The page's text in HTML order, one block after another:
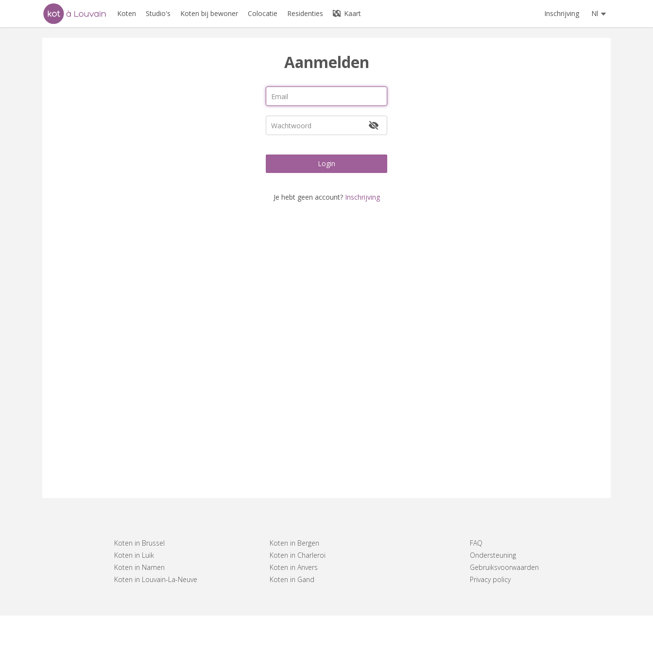
Koten Studio's Koten bij bewoner Colocatie Residenties Kaart Inschrijving Nl
Aanmelden
Login
Je hebt geen account? Inschrijving
Koten in Brussel
Koten in Luik
Koten in Namen
Koten in Louvain-La-Neuve
Koten in Bergen
Koten in Charleroi
Koten in Anvers
Koten in Gand
FAQ
Ondersteuning
Gebruiksvoorwaarden
Privacy policy